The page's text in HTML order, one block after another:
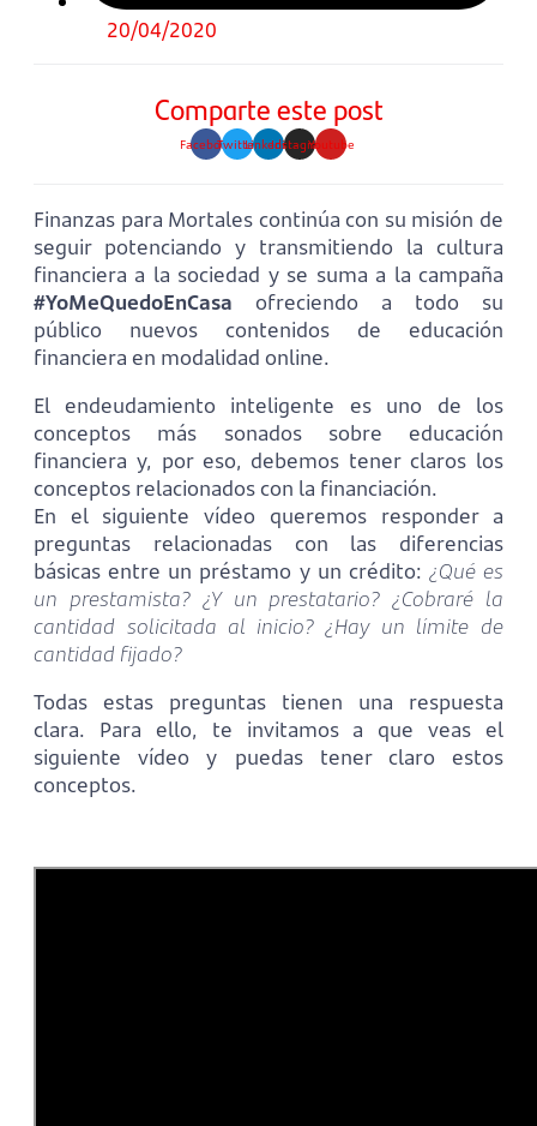
20/04/2020
Comparte este post
FacebookTwitterLinkedinInstagramYoutube
Finanzas para Mortales continúa con su misión de
seguir potenciando y transmitiendo la cultura
financiera a la sociedad y se suma a la campaña
#YoMeQuedoEnCasa ofreciendo a todo su
público nuevos contenidos de educación
financiera en modalidad online.
El endeudamiento inteligente es uno de los
conceptos más sonados sobre educación
financiera y, por eso, debemos tener claros los
conceptos relacionados con la financiación.
En el siguiente vídeo queremos responder a
preguntas relacionadas con las diferencias
básicas entre un préstamo y un crédito: ¿Qué es
un prestamista? ¿Y un prestatario? ¿Cobraré la
cantidad solicitada al inicio? ¿Hay un límite de
cantidad fijado?
Todas estas preguntas tienen una respuesta
clara. Para ello, te invitamos a que veas el
siguiente vídeo y puedas tener claro estos
conceptos.